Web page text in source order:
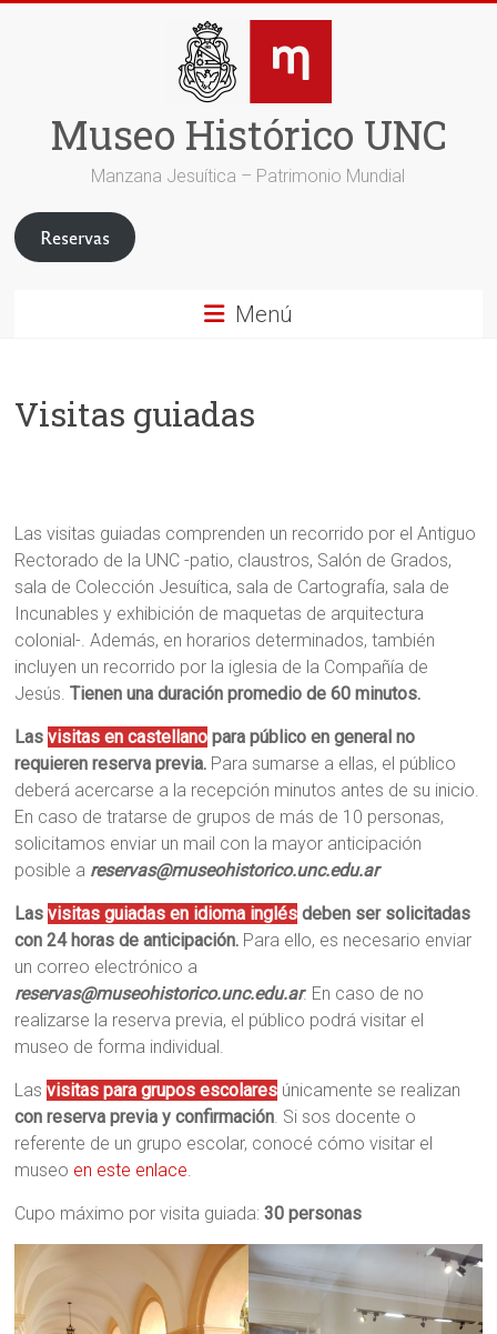
Museo Histórico UNC
Manzana Jesuítica – Patrimonio Mundial
Reservas
Menú
Visitas guiadas
Las visitas guiadas comprenden un recorrido por el Antiguo
Rectorado de la UNC -patio, claustros, Salón de Grados,
sala de Colección Jesuítica, sala de Cartografía, sala de
Incunables y exhibición de maquetas de arquitectura
colonial-. Además, en horarios determinados, también
incluyen un recorrido por la iglesia de la Compañía de
Jesús.Tienen una duración promedio de 60 minutos.
Lasvisitas en castellano para público en general no
requieren reserva previa. Para sumarse a ellas, el público
deberá acercarse a la recepción minutos antes de su inicio.
En caso de tratarse de grupos de más de 10 personas,
solicitamos enviar un mail con la mayor anticipación
posible a reservas@museohistorico.unc.edu.ar
Lasvisitas guiadas en idioma inglés deben ser solicitadas
con 24 horas de anticipación. Para ello, es necesario enviar
un correo electrónico a
reservas@museohistorico.unc.edu.ar. En caso de no
realizarse la reserva previa, el público podrá visitar el
museo de forma individual.
Lasvisitas para grupos escolares únicamente se realizan
con reserva previa y confirmación. Si sos docente o
referente de un grupo escolar, conocé cómo visitar el
museo en este enlace.
Cupo máximo por visita guiada:30 personas